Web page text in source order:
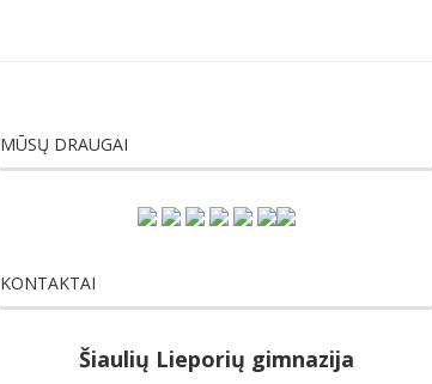
MŪSŲ DRAUGAI
KONTAKTAI
Šiaulių Lieporių gimnazija